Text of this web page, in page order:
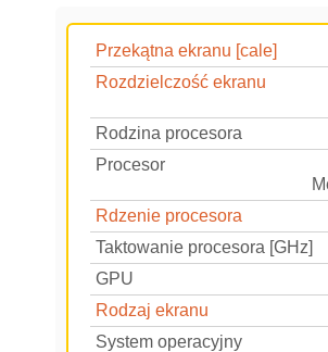
Przekątna ekranu [cale]
Rozdzielczość ekranu
Rodzina procesora
Procesor
Rdzenie procesora
Taktowanie procesora [GHz]
GPU
Rodzaj ekranu
System operacyjny